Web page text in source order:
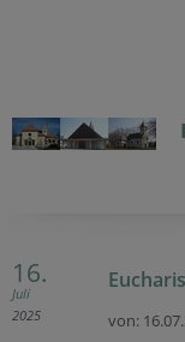
16.
Juli
2025
von: